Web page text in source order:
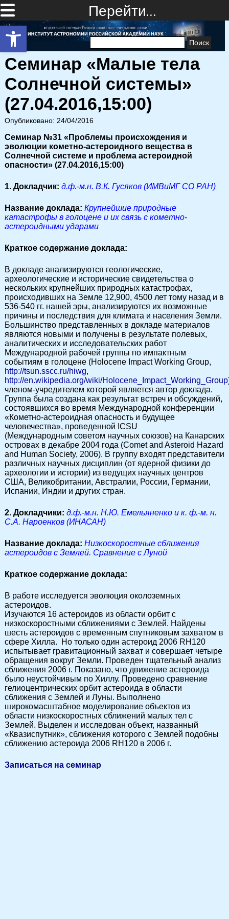
Открыть панель инструментов
Перейти…
Найти:
Семинар «Малые тела
Солнечной системы»
(27.04.2016,15:00)
Опубликовано: 24/04/2016
Семинар №31 «Проблемы происхождения и
эволюции кометно-астероидного вещества в
Солнечной системе и проблема астероидной
опасности» (27.04.2016,15:00)
1. Докладчик: д.ф.-м.н. В.К. Гусяков (ИМВиМГ СО РАН)
Название доклада: Крупнейшие природные
катастрофы в голоцене и их связь с кометно-
астероидными ударами
Краткое содержание доклада:
В докладе анализируются геологические,
археологические и исторические свидетельства о
нескольких крупнейших природных катастрофах,
происходивших на Земле 12,900, 4500 лет тому назад и в
536-540 гг. нашей эры, анализируются их возможные
причины и последствия для климата и населения Земли.
Большинство представленных в докладе материалов
являются новыми и получены в результате полевых,
аналитических и исследовательских работ
Международной рабочей группы по импактным
событиям в голоцене (Holocene Impact Working Group,
http://tsun.sscc.ru/hiwg,
http://en.wikipedia.org/wiki/Holocene_Impact_Working_Group
членом-учредителем которой является автор доклада.
Группа была создана как результат встреч и обсуждений,
состоявшихся во время Международной конференции
«Кометно-астероидная опасность и будущее
человечества», проведенной ICSU
(Международным советом научных союзов) на Канарских
островах в декабре 2004 года (Comet and Asteroid Hazard
and Human Society, 2006). В группу входят представители
различных научных дисциплин (от ядерной физики до
археологии и истории) из ведущих научных центров
США, Великобритании, Австралии, России, Германии,
Испании, Индии и других стран.
2. Докладчики: д.ф.-м.н. Н.Ю. Емельяненко и к. ф.-м. н.
С.А. Нароенков (ИНАСАН)
Название доклада: Низкоскоростные сближения
астероидов с Землей. Сравнение с Луной
Краткое содержание доклада:
В работе исследуется эволюция околоземных
астероидов.
Изучаются 16 астероидов из области орбит с
низкоскоростными сближениями с Землей. Найдены
шесть астероидов с временным спутниковым захватом в
сфере Хилла. Но только один астероид 2006 RH120
испытывает гравитационный захват и совершает четыре
обращения вокруг Земли. Проведен тщательный анализ
сближения 2006 г. Показано, что движение астероида
было неустойчивым по Хиллу. Проведено сравнение
гелиоцентрических орбит астероида в области
сближения с Землей и Луны. Выполнено
широкомасштабное моделирование объектов из
области низкоскоростных сближений малых тел с
Землей. Выделен и исследован объект, названный
«Квазиспутник», сближения которого с Землей подобны
сближению астероида 2006 RH120 в 2006 г.
Записаться на семинар